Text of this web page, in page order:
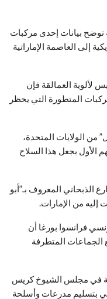
بيانات إحدى مركبات
إلى العاصمة الإماراتية
لألوية العمالقة فإن
المتطورة التي يحظر
من الولايات المتحدة،
الأول بجعل هذا السلاح
الذبحاني المعروف بـ”أبو
إليه من الإمارات.
فرانسوا بورغا أن
الجماعات المتطرفة
في مجلس الشيوخ كريس
بتسليم مدرعات وأسلحة